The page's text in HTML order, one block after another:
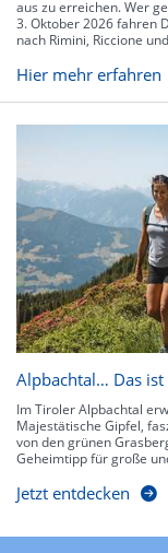
aus zu erreichen. Wer
3. Oktober 2026 fahren
nach Rimini, Riccione
Hier mehr erfahren
Alpbachtal… Das ist
Im Tiroler Alpbachtal
Majestätische Gipfel,
von den grünen
Geheimtipp für große
Jetzt entdecken